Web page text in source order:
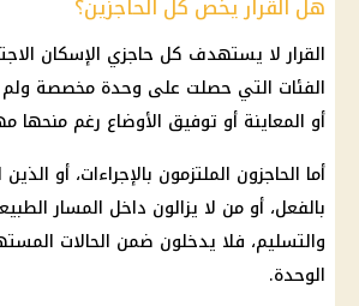
القرار لا يستهدف كل حاجزي الإسكان
الفئات التي حصلت على وحدة مخصصة ولم
أو المعاينة أو توفيق الأوضاع رغم منحها
أما الحاجزون الملتزمون بالإجراءات، أو
بالفعل، أو من لا يزالون داخل المسار
والتسليم، فلا يدخلون ضمن الحالات
الوحدة.